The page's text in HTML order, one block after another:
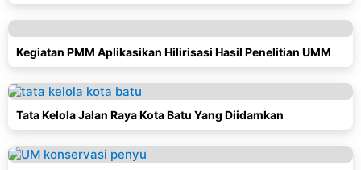
Kegiatan PMM Aplikasikan Hilirisasi Hasil Penelitian UMM
Tata Kelola Jalan Raya Kota Batu Yang Diidamkan